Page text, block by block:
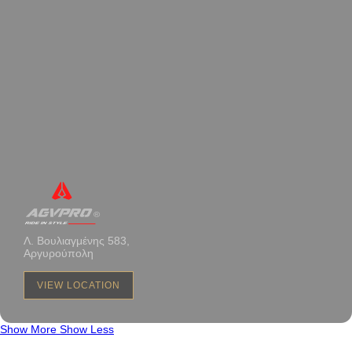
Λ. Βουλιαγμένης 583,
Αργυρούπολη
VIEW LOCATION
Show More Show Less